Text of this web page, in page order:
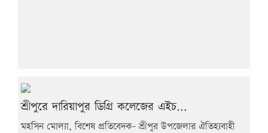
শ্রীপুরে দারিয়াপুর ডিগ্রি কলেজের এইচ...
মহসিন মোল্যা, বিশেষ প্রতিবেদক- শ্রীপুর উপজেলার ঐতিহ্যবাহী